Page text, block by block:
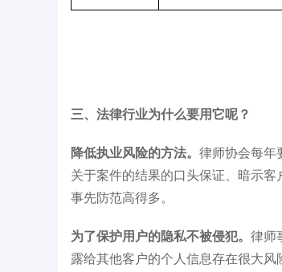
三、法律行业为什么要用它呢？
降低执业风险的方法。 律师协会每年
关于案件的结果的口头保证、暗示
事先防范高得多。
为了保护用户的隐私不被侵犯。 律师
露给其他客户的个人信息存在很大风